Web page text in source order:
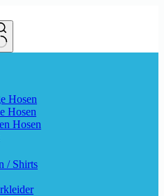
Hosen
Hosen
Hosen
/ Shirts